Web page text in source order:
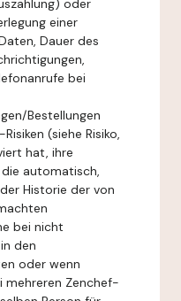
oder
einer
Dauer des
bei
Bestellungen
(siehe Risiko,
hat, ihre
automatisch,
Historie der von
bei nicht
den
oder wenn
mehreren Zenchef-